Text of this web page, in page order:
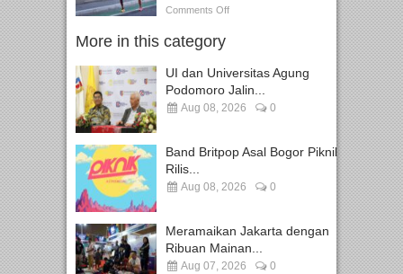
Comments Off
More in this category
UI dan Universitas Agung
Podomoro Jalin...
Aug 08, 2026 0
Band Britpop Asal Bogor Piknik
Rilis...
Aug 08, 2026 0
Meramaikan Jakarta dengan
Ribuan Mainan...
Aug 07, 2026 0